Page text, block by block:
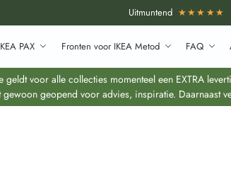
Uitmuntend ★★★★★
PAX Fronten voor IKEA Metod FAQ
voor alle collecties momenteel een EXTRA
geopend voor advies, inspiratie. Daarnaast